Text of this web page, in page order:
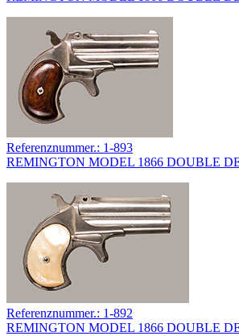
Referenznummer.: 1-893
REMINGTON MODEL 1866 DOUBLE
Referenznummer.: 1-892
REMINGTON MODEL 1866 DOUBLE